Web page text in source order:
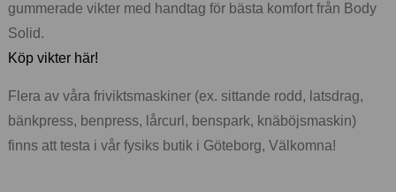
gummerade vikter med handtag för bästa komfort från Body
Solid.
Köp vikter här!
Flera av våra friviktsmaskiner (ex. sittande rodd, latsdrag,
bänkpress, benpress, lårcurl, benspark, knäböjsmaskin)
finns att testa i vår fysiks butik i Göteborg, Välkomna!